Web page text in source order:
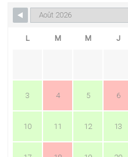
L M M J
3 4 5 6
10 11 12 13